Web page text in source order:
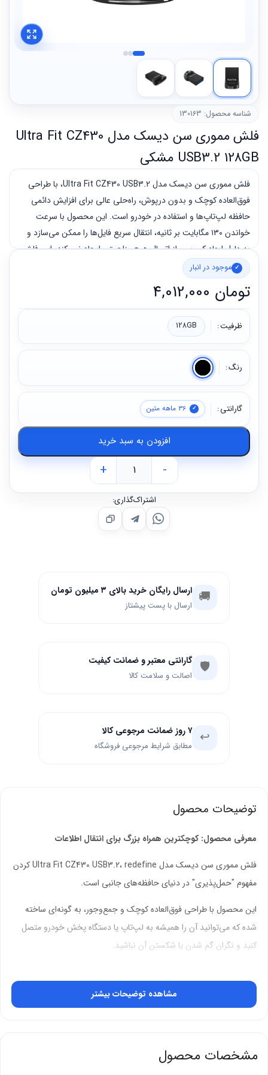
شناسه محصول: 130163
فلش مموری سن دیسک مدل Ultra Fit CZ430
USB3.2 128GB مشکی
فلش مموری سن دیسک مدل Ultra Fit CZ430 USB3.2، با طراحی
فوق‌العاده کوچک و بدون درپوش، راه‌حلی عالی برای افزایش دائمی
حافظه لپ‌تاپ‌ها و استفاده در خودرو است. این محصول با سرعت
خواندن ۱۳۰ مگابایت بر ثانیه، انتقال سریع فایل‌ها را ممکن می‌سازد و
به دلیل ابعاد کم، پس از اتصال هیچ مزاحمتی ایجاد نمی‌کند. این فلش
مموری کوچک اما قدرتمند، انتخابی هوشمندانه برای کاربران حرفه‌ای
است.
تومان
موجود در انبار
ظرفیت 128GB
رنگ
گارانتی 36 ماهه متین
-
+
افزودن به سبد خرید
اشتراک‌گذاری:
🚚 ارسال رایگان خرید بالای ۳ میلیون تومان
ارسال با پست پیشتاز
🛡️ گارانتی معتبر و ضمانت کیفیت
اصالت و سلامت کالا
↩️ ۷ روز ضمانت مرجوعی کالا
مطابق شرایط مرجوعی فروشگاه
توضیحات محصول
معرفی محصول: کوچکترین همراه بزرگ برای انتقال اطلاعات
فلش مموری سن دیسک مدل Ultra Fit CZ430 USB3.2، redefine کردن
مفهوم "حمل‌پذیری" در دنیای حافظه‌های جانبی است.
این محصول با طراحی فوق‌العاده کوچک و جمع‌وجور، به گونه‌ای ساخته
شده که می‌توانید آن را همیشه به لپ‌تاپ یا دستگاه پخش خودرو متصل
کنید و نگران گم شدن یا شکستن آن نباشید.
دستگاه شما ایجاد نکند، این فلش مموری بهترین انتخاب خواهد بود.
می‌توانید فایل‌های حجیم خود را در کسری از ثانیه منتقل کنید و از پخش
مشاهده توضیحات بیشتر
مشخصات محصول